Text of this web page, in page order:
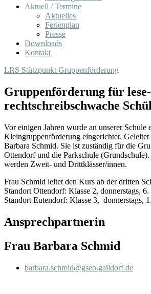
Aktuell / Termine
Aktuelles
Ferienplan
Presse
Downloads
Kontakt
LRS Stützpunkt Gruppenförderung
Gruppenförderung für
rechtschreibschwache
Vor einigen Jahren wurde an unserer
Kleingruppenförderung eingerichtet.
Barbara Schmid. Sie ist zuständig für die
Ottendorf und die Parkschule
werden Zweit- und Drittklässer/innen.
Frau Schmid leitet den Kurs ab der dritten
Standort Ottendorf: Klasse 2, donnerstags, 6.
Standort Eutendorf: Klasse 3, donnerstags,
Ansprechpartnerin
Frau Barbara Schmid
barbara.schmid@gseo.gaildorf.de